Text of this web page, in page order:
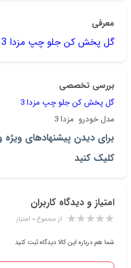
معرفی
گل پخش کن جلو چپ مزدا 3
بررسی تخصصی
گل پخش کن جلو چپ مزدا 3
مدل خودرو مزدا 3
کلیک کنید
امتیاز و دیدگاه کاربران
از مجموع ۰ امتیاز
شما هم درباره این کالا دیدگاه ثبت کنید